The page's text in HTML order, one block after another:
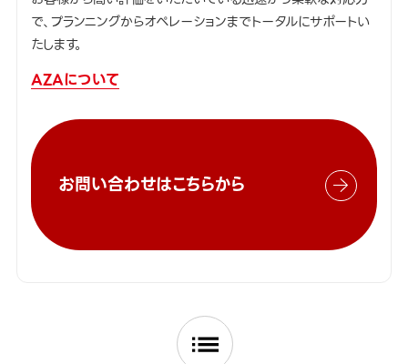
で、プランニングからオペレーションまでトータルにサポートい
たします。
AZAについて
お問い合わせはこちらから